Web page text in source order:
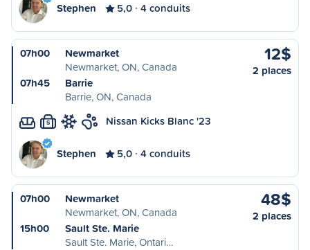
Stephen 5,0 4 conduits
07h00
Newmarket
Newmarket, ON, Canada
07h45
Barrie
Barrie, ON, Canada
12$
2 places
S Nissan Kicks Blanc '23
Stephen 5,0 4 conduits
07h00
Newmarket
Newmarket, ON, Canada
15h00
Sault Ste. Marie
Sault Ste. Marie, Ontari…
48$
2 places